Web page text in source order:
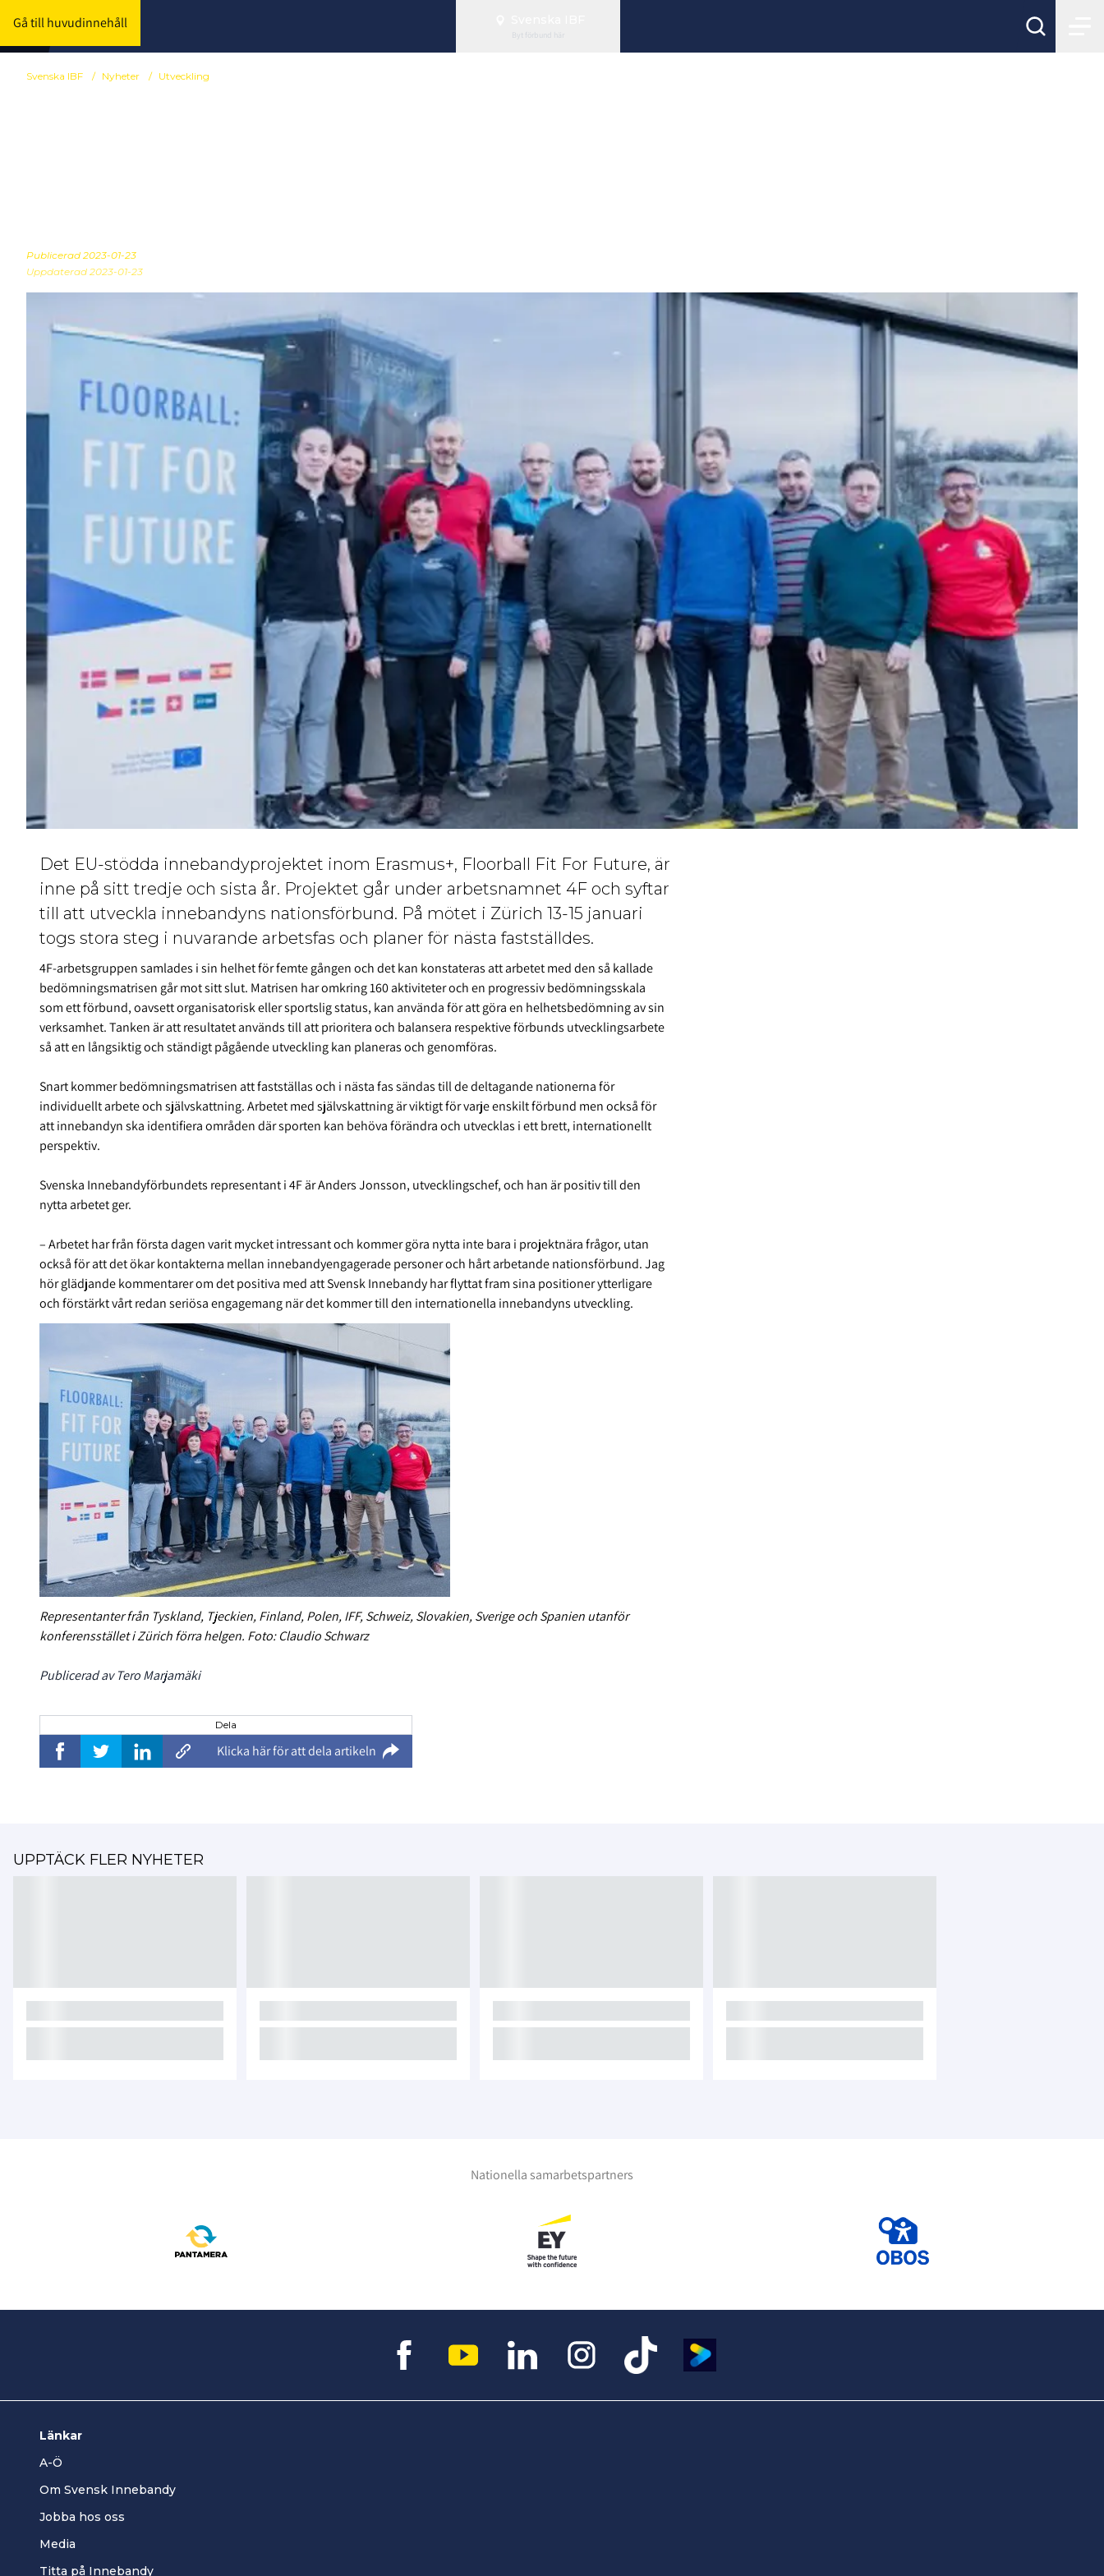
Gå till huvudinnehåll
Byt förbund här
Svenska IBF / Nyheter / Utveckling
Publicerad 2023-01-23
Uppdaterad 2023-01-23
Det EU-stödda innebandyprojektet inom Erasmus+, Floorball Fit For Future, är
inne på sitt tredje och sista år. Projektet går under arbetsnamnet 4F och syftar
till att utveckla innebandyns nationsförbund. På mötet i Zürich 13-15 januari
togs stora steg i nuvarande arbetsfas och planer för nästa fastställdes.
4F-arbetsgruppen samlades i sin helhet för femte gången och det kan konstateras att arbetet med den så kallade
bedömningsmatrisen går mot sitt slut. Matrisen har omkring 160 aktiviteter och en progressiv bedömningsskala
som ett förbund, oavsett organisatorisk eller sportslig status, kan använda för att göra en helhetsbedömning av sin
verksamhet. Tanken är att resultatet används till att prioritera och balansera respektive förbunds utvecklingsarbete
så att en långsiktig och ständigt pågående utveckling kan planeras och genomföras.
Snart kommer bedömningsmatrisen att fastställas och i nästa fas sändas till de deltagande nationerna för
individuellt arbete och självskattning. Arbetet med självskattning är viktigt för varje enskilt förbund men också för
att innebandyn ska identifiera områden där sporten kan behöva förändra och utvecklas i ett brett, internationellt
perspektiv.
Svenska Innebandyförbundets representant i 4F är Anders Jonsson, utvecklingschef, och han är positiv till den
nytta arbetet ger.
– Arbetet har från första dagen varit mycket intressant och kommer göra nytta inte bara i projektnära frågor, utan
också för att det ökar kontakterna mellan innebandyengagerade personer och hårt arbetande nationsförbund. Jag
hör glädjande kommentarer om det positiva med att Svensk Innebandy har flyttat fram sina positioner ytterligare
och förstärkt vårt redan seriösa engagemang när det kommer till den internationella innebandyns utveckling.
Representanter från Tyskland, Tjeckien, Finland, Polen, IFF, Schweiz, Slovakien, Sverige och Spanien utanför
konferensstället i Zürich förra helgen. Foto:Claudio Schwarz
Publicerad av Tero Marjamäki
Dela
Klicka här för att dela artikeln
UPPTÄCK FLER NYHETER
Nationella samarbetspartners
Länkar
A-Ö
Om Svensk Innebandy
Jobba hos oss
Media
Titta på Innebandy